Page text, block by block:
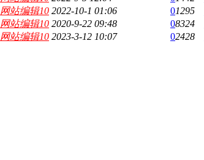
网站编辑10 2022-10-1 01:06 01295
网站编辑10 2020-9-22 09:48 08324
网站编辑10 2023-3-12 10:07 02428